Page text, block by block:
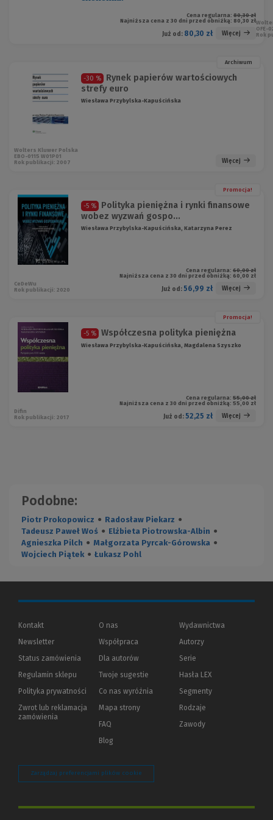
Cena regularna: 80,30 zł
Najniższa cena z 30 dni przed obniżką: 80,30 zł
Już od: 80,30 zł Więcej
OFE-
Rok
Archiwum
-30 %
Rynek papierów wartościowych
strefy euro
Wiesława Przybylska-Kapuścińska
Więcej
Wolters Kluwer Polska
EBO-0115 W01P01
Rok publikacji: 2007
Promocja!
-5 %
Polityka pieniężna i rynki finansowe
wobez wyzwań gospo...
Wiesława Przybylska-Kapuścińska, Katarzyna Perez
Cena regularna: 60,00 zł
Najniższa cena z 30 dni przed obniżką: 60,00 zł
Już od:56,99 zł Więcej
CeDeWu
Rok publikacji: 2020
Promocja!
-5 % Współczesna polityka pieniężna
Wiesława Przybylska-Kapuścińska, Magdalena Szyszko
Cena regularna: 55,00 zł
Najniższa cena z 30 dni przed obniżką: 55,00 zł
Już od:52,25 zł Więcej
Difin
Rok publikacji: 2017
Podobne:
Piotr Prokopowicz ● Radosław Piekarz ●
Tadeusz Paweł Woś ● Elżbieta Piotrowska-Albin ●
Agnieszka Pilch ● Małgorzata Pyrcak-Górowska ●
Wojciech Piątek ● Łukasz Pohl
Kontakt
Newsletter
Status zamówienia
Regulamin sklepu
Polityka prywatności (Nowe
(Link
innej
Zwrot lub reklamacja
zamówienia
O nas
Współpraca
Dla autorów
innej
Twoje sugestie
Co nas wyróżnia
Mapa strony
FAQ
Blog
Wydawnictwa
Autorzy
Serie
Hasła LEX
Segmenty
Rodzaje
Zawody
Zarządzaj preferencjami plików cookie